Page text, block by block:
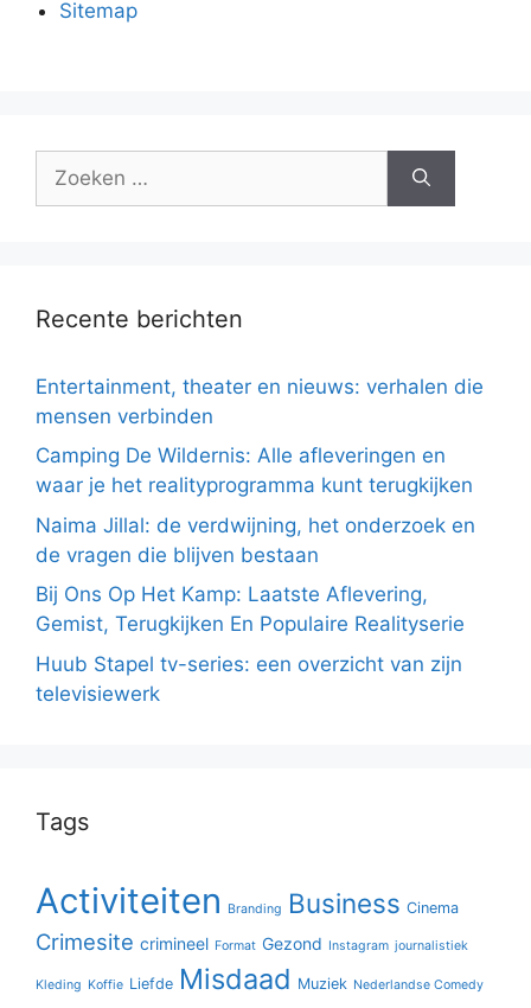
Sitemap
naar:
Recente berichten
Entertainment, theater en nieuws: verhalen die
mensen verbinden
Camping De Wildernis: Alle afleveringen en
waar je het realityprogramma kunt terugkijken
Naima Jillal: de verdwijning, het onderzoek en
de vragen die blijven bestaan
Bij Ons Op Het Kamp: Laatste Aflevering,
Gemist, Terugkijken En Populaire Realityserie
Huub Stapel tv-series: een overzicht van zijn
televisiewerk
Tags
Activiteiten Branding Business Cinema
Crimesite crimineel Format Gezond Instagram journalistiek
Kleding Koffie Liefde Misdaad Muziek Nederlandse Comedy